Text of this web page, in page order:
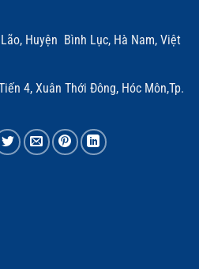
Huyện Bình Lục, Hà Nam, Việt
4, Xuân Thới Đông, Hóc Môn,Tp.